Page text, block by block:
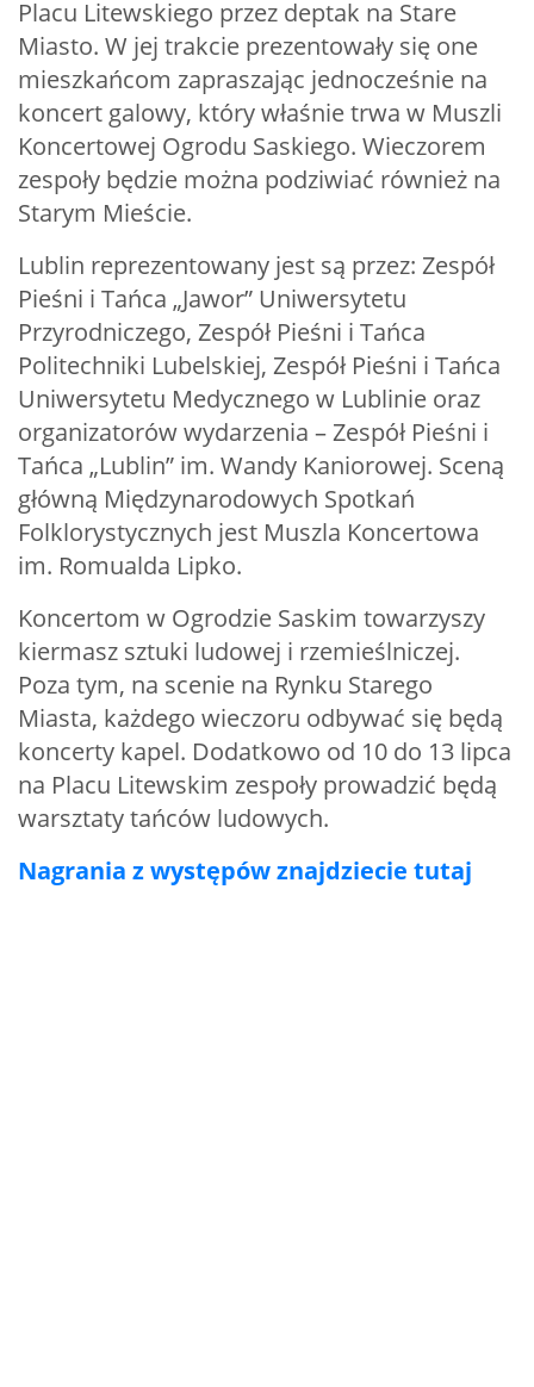
Placu Litewskiego przez deptak na Stare
Miasto. W jej trakcie prezentowały się one
mieszkańcom zapraszając jednocześnie na
koncert galowy, który właśnie trwa w Muszli
Koncertowej Ogrodu Saskiego. Wieczorem
zespoły będzie można podziwiać również na
Starym Mieście.
Lublin reprezentowany jest są przez: Zespół
Pieśni i Tańca „Jawor” Uniwersytetu
Przyrodniczego, Zespół Pieśni i Tańca
Politechniki Lubelskiej, Zespół Pieśni i Tańca
Uniwersytetu Medycznego w Lublinie oraz
organizatorów wydarzenia – Zespół Pieśni i
Tańca „Lublin” im. Wandy Kaniorowej. Sceną
główną Międzynarodowych Spotkań
Folklorystycznych jest Muszla Koncertowa
im. Romualda Lipko.
Koncertom w Ogrodzie Saskim towarzyszy
kiermasz sztuki ludowej i rzemieślniczej.
Poza tym, na scenie na Rynku Starego
Miasta, każdego wieczoru odbywać się będą
koncerty kapel. Dodatkowo od 10 do 13 lipca
na Placu Litewskim zespoły prowadzić będą
warsztaty tańców ludowych.
Nagrania z występów znajdziecie tutaj